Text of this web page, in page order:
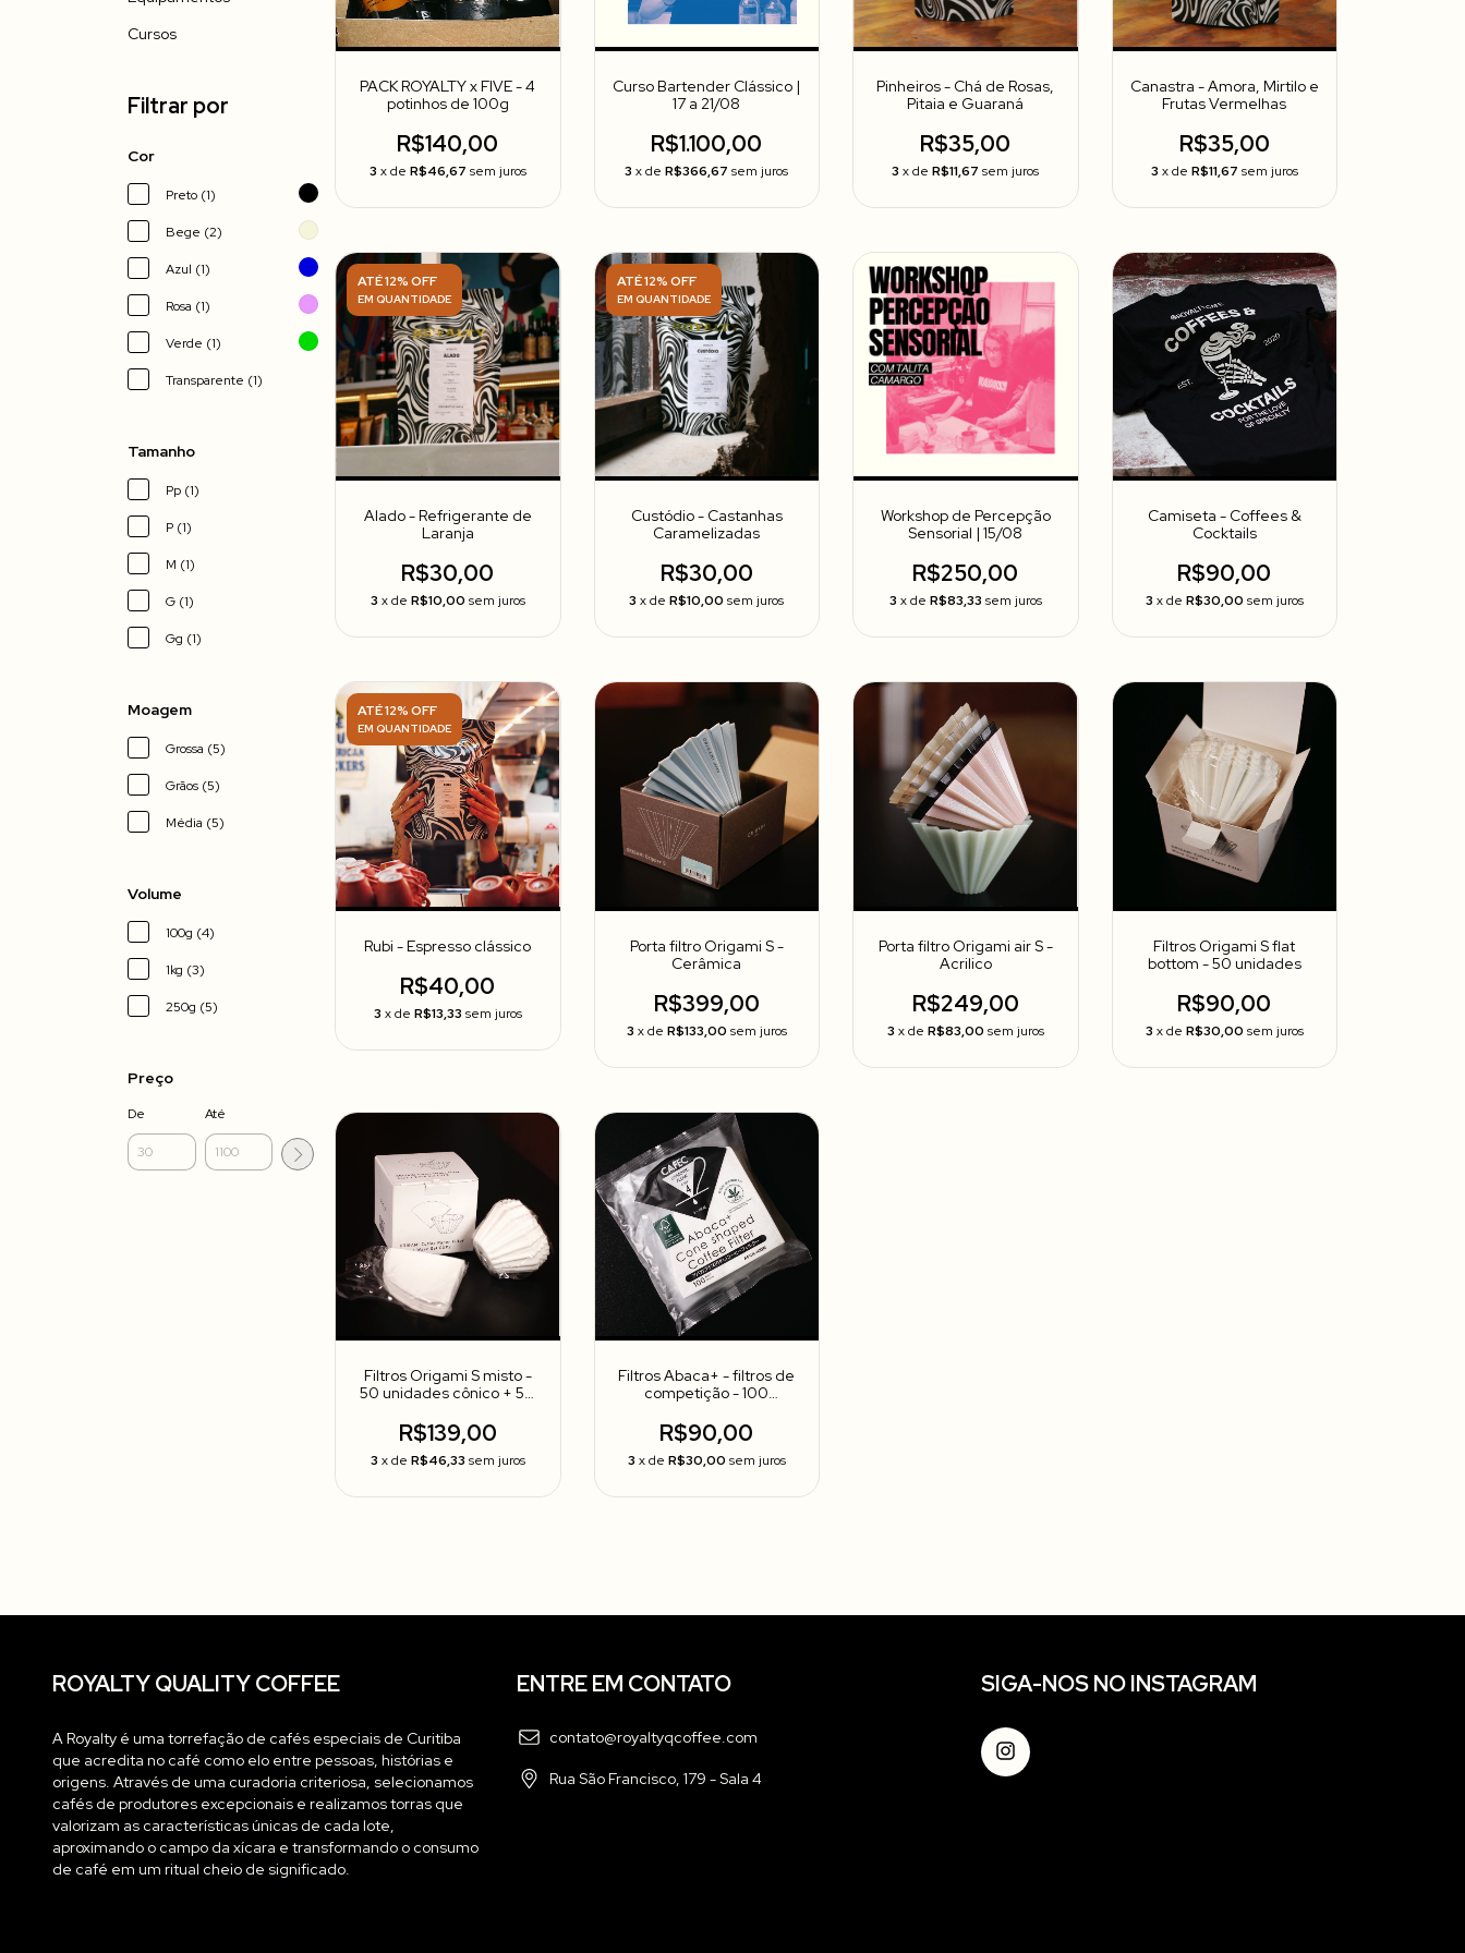
Cursos
Filtrar por
Cor
Preto (1)
Bege (2)
Azul (1)
Rosa (1)
Verde (1)
Transparente (1)
Tamanho
Pp (1)
P (1)
M (1)
G (1)
Gg (1)
Moagem
Grossa (5)
Grãos (5)
Média (5)
Volume
100g (4)
1kg (3)
250g (5)
Preço
De Até
PACK ROYALTY x FIVE - 4
potinhos de 100g
R$140,00
3 x de R$46,67 sem juros
Curso Bartender Clássico |
17 a 21/08
R$1.100,00
3 x deR$366,67 sem juros
Pinheiros - Chá de Rosas,
Pitaia e Guaraná
R$35,00
3 x deR$11,67 sem juros
Canastra - Amora, Mirtilo e
Frutas Vermelhas
R$35,00
3 x de R$11,67 sem juros
ATÉ 12% OFF
EM QUANTIDADE
Alado - Refrigerante de
Laranja
R$30,00
3 x de R$10,00 sem juros
ATÉ 12% OFF
EM QUANTIDADE
Custódio - Castanhas
Caramelizadas
R$30,00
3 x deR$10,00 sem juros
Workshop de Percepção
Sensorial | 15/08
R$250,00
3 x de R$83,33 sem juros
Camiseta - Coffees &
Cocktails
R$90,00
3 x de R$30,00 sem juros
ATÉ 12% OFF
EM QUANTIDADE
Rubi - Espresso clássico
R$40,00
3 x de R$13,33 sem juros
Porta filtro Origami S -
Cerâmica
R$399,00
3 x de R$133,00 sem juros
Porta filtro Origami air S -
Acrilico
R$249,00
3 x de R$83,00 sem juros
Filtros Origami S flat
bottom - 50 unidades
R$90,00
3 x de R$30,00 sem juros
Filtros Origami S misto -
50 unidades cônico + 50
R$139,00
3 x de R$46,33 sem juros
Filtros Abaca+ - filtros de
competição - 100
R$90,00
3 x de R$30,00 sem juros
ROYALTY QUALITY COFFEE
A Royalty é uma torrefação de cafés especiais de Curitiba
que acredita no café como elo entre pessoas, histórias e
origens. Através de uma curadoria criteriosa, selecionamos
cafés de produtores excepcionais e realizamos torras que
valorizam as características únicas de cada lote,
aproximando o campo da xícara e transformando o consumo
de café em um ritual cheio de significado.
ENTRE EM CONTATO
contato@royaltyqcoffee.com
Rua São Francisco, 179 - Sala 4
SIGA-NOS NO INSTAGRAM